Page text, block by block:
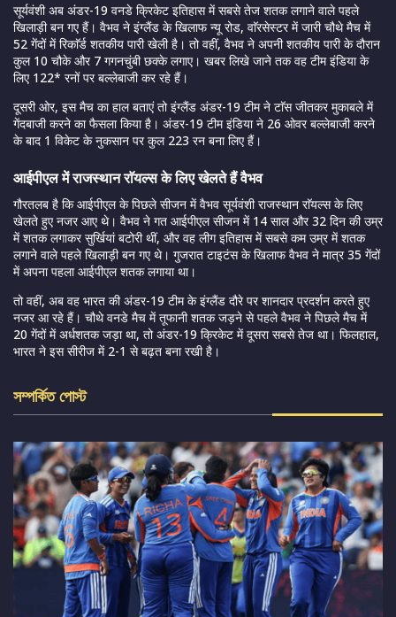
सूर्यवंशी अब अंडर-19 वनडे क्रिकेट इतिहास में सबसे तेज शतक लगाने वाले पहले
खिलाड़ी बन गए हैं। वैभव ने इंग्लैंड के खिलाफ न्यू रोड, वाॅरसेस्टर में जारी चौथे मैच में
52 गेंदों में रिकाॅर्ड शतकीय पारी खेली है। तो वहीं, वैभव ने अपनी शतकीय पारी के दौरान
कुल 10 चौके और 7 गगनचुंबी छक्के लगाए। खबर लिखे जाने तक वह टीम इंडिया के
लिए 122* रनों पर बल्लेबाजी कर रहे हैं।
दूसरी ओर, इस मैच का हाल बताएं तो इंग्लैंड अंडर-19 टीम ने टाॅस जीतकर मुकाबले में
गेंदबाजी करने का फैसला किया है। अंडर-19 टीम इंडिया ने 26 ओवर बल्लेबाजी करने
के बाद 1 विकेट के नुकसान पर कुल 223 रन बना लिए हैं।
आईपीएल में राजस्थान राॅयल्स के लिए खेलते हैं वैभव
गौरतलब है कि आईपीएल के पिछले सीजन में वैभव सूर्यवंशी राजस्थान राॅयल्स के लिए
खेलते हुए नजर आए थे। वैभव ने गत आईपीएल सीजन में 14 साल और 32 दिन की उम्र
में शतक लगाकर सुर्खियां बटोरी थीं, और वह लीग इतिहास में सबसे कम उम्र में शतक
लगाने वाले पहले खिलाड़ी बन गए थे। गुजरात टाइटंस के खिलाफ वैभव ने मात्र 35 गेंदों
में अपना पहला आईपीएल शतक लगाया था।
तो वहीं, अब वह भारत की अंडर-19 टीम के इंग्लैंड दौरे पर शानदार प्रदर्शन करते हुए
नजर आ रहे हैं। चौथे वनडे मैच में तूफानी शतक जड़ने से पहले वैभव ने पिछले मैच में
20 गेंदों में अर्धशतक जड़ा था, तो अंडर-19 क्रिकेट में दूसरा सबसे तेज था। फिलहाल,
भारत ने इस सीरीज में 2-1 से बढ़त बना रखी है।
সম্পর্কিত পোস্ট